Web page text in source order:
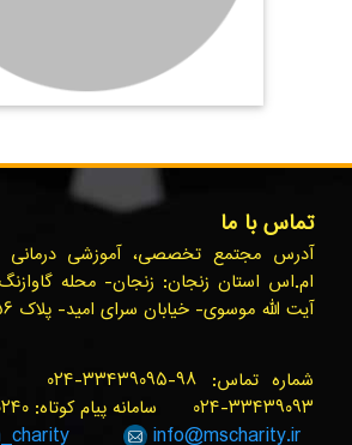
تماس با ما
آدرس مجتمع تخصصی، آموزشی درمانی و
ام.اس استان زنجان: زنجان- محله گاوازنگ-
آیت الله موسوی- خیابان سرای امید- پلاک ۵۶
شماره
۳۳۴۳۹۰۹۳-۰۲۴ سامانه پیام کوتاه: ۳۰۰۰۰۲۴۰
_charity info@mscharity.ir